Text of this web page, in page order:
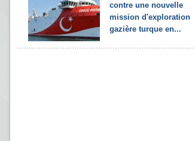
contre une nouvelle
mission d'exploration
gazière turque en...